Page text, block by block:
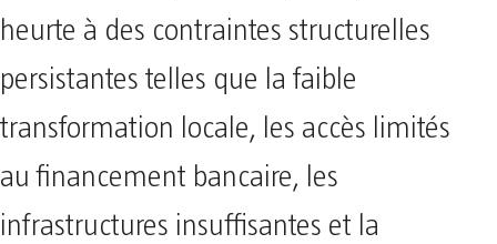
heurte à des contraintes structurelles
persistantes telles que la faible
transformation locale, les accès limités
au financement bancaire, les
infrastructures insuffisantes et la